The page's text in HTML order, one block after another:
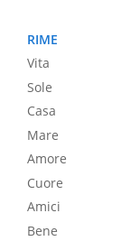
RIME
Vita
Sole
Casa
Mare
Amore
Cuore
Amici
Bene